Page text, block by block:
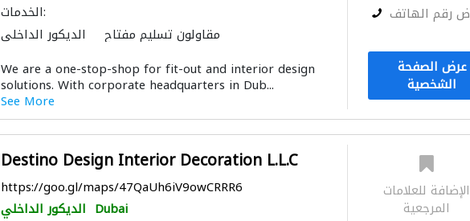
الخدمات:
الديكور الداخلي
مقاولون تسليم مفتاح
We are a one-stop-shop for fit-out and interior design
solutions. With corporate headquarters in Dub...
See More
رقم الهاتف
عرض الصفحة
الشخصية
Destino Design Interior Decoration L.L.C
https://goo.gl/maps/47QaUh6iV9owCRRR6
الديكور الداخلي Dubai
الإضافة للعلامات
المرجعية